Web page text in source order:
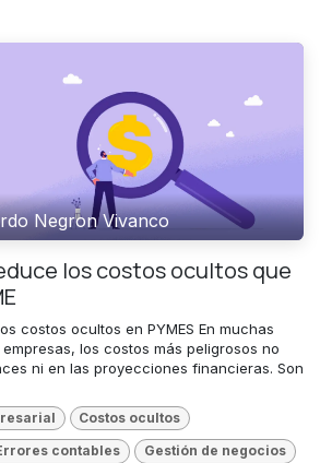
Negron Vivanco
los costos ocultos que
costos ocultos en PYMES En muchas
los costos más peligrosos no
ni en las proyecciones financieras. Son
Costos ocultos
contables Gestión de negocios